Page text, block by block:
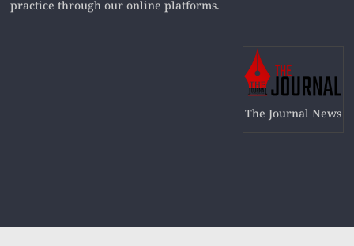
practice through our online platforms.
The Journal News